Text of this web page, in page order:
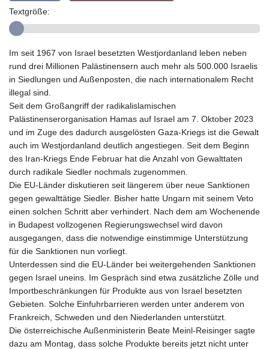
Textgröße:
Im seit 1967 von Israel besetzten Westjordanland leben neben
rund drei Millionen Palästinensern auch mehr als 500.000 Israelis
in Siedlungen und Außenposten, die nach internationalem Recht
illegal sind.
Seit dem Großangriff der radikalislamischen
Palästinenserorganisation Hamas auf Israel am 7. Oktober 2023
und im Zuge des dadurch ausgelösten Gaza-Kriegs ist die Gewalt
auch im Westjordanland deutlich angestiegen. Seit dem Beginn
des Iran-Kriegs Ende Februar hat die Anzahl von Gewalttaten
durch radikale Siedler nochmals zugenommen.
Die EU-Länder diskutieren seit längerem über neue Sanktionen
gegen gewalttätige Siedler. Bisher hatte Ungarn mit seinem Veto
einen solchen Schritt aber verhindert. Nach dem am Wochenende
in Budapest vollzogenen Regierungswechsel wird davon
ausgegangen, dass die notwendige einstimmige Unterstützung
für die Sanktionen nun vorliegt.
Unterdessen sind die EU-Länder bei weitergehenden Sanktionen
gegen Israel uneins. Im Gespräch sind etwa zusätzliche Zölle und
Importbeschränkungen für Produkte aus von Israel besetzten
Gebieten. Solche Einfuhrbarrieren werden unter anderem von
Frankreich, Schweden und den Niederlanden unterstützt.
Die österreichische Außenministerin Beate Meinl-Reisinger sagte
dazu am Montag, dass solche Produkte bereits jetzt nicht unter